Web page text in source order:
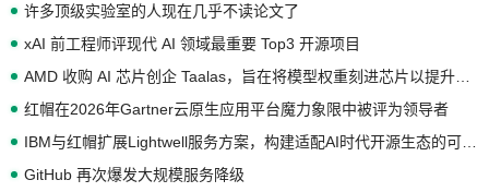
许多顶级实验室的人现在几乎不读论文了
xAI 前工程师评现代 AI 领域最重要 Top3 开源项目
红帽在2026年Gartner云原生应用平台魔力象限中被评为领导者
GitHub 再次爆发大规模服务降级